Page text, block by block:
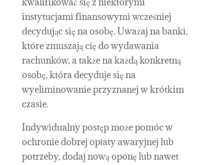
instytucjami finansowymi wcześniej
decydując się na osobę. Uważaj na banki,
które zmuszają cię do wydawania
rachunków, a także na każdą konkretną
osobę, która decyduje się na
wyeliminowanie przyznanej w krótkim
czasie.
Indywidualny postęp może pomóc w
ochronie dobrej opłaty awaryjnej lub
potrzeby, dodaj nową oponę lub nawet